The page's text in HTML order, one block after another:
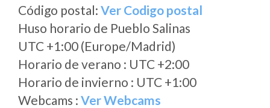
Código postal: Ver Codigo postal
Huso horario de Pueblo Salinas
UTC +1:00 (Europe/Madrid)
Horario de verano : UTC +2:00
Horario de invierno : UTC +1:00
Webcams : Ver Webcams